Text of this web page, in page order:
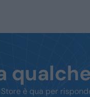
è qua per